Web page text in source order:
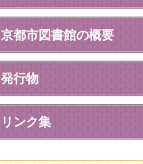
京都市図書館の概要
発行物
リンク集